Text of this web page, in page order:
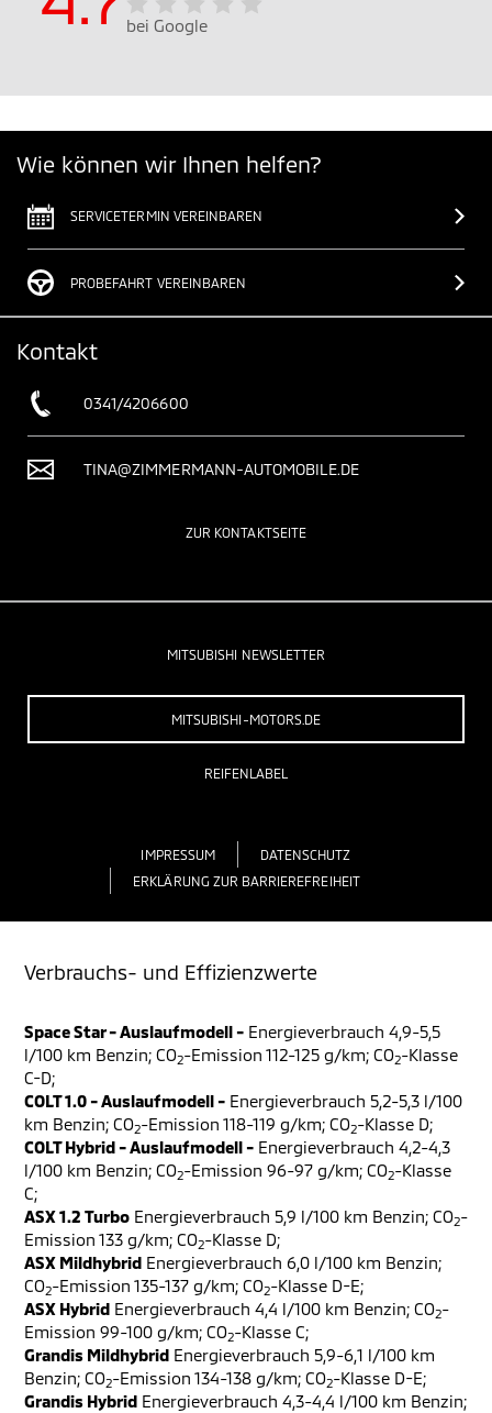
bei Google
Wie können wir Ihnen helfen?
SERVICETERMIN VEREINBAREN
PROBEFAHRT VEREINBAREN
Kontakt
0341/4206600
TINA@ZIMMERMANN-AUTOMOBILE.DE
ZUR KONTAKTSEITE
MITSUBISHI NEWSLETTER
MITSUBISHI-MOTORS.DE
REIFENLABEL
IMPRESSUM
DATENSCHUTZ
ERKLÄRUNG ZUR BARRIEREFREIHEIT
Verbrauchs- und Effizienzwerte
Space Star - Auslaufmodell - Energieverbrauch 4,9-5,5
l/100 km Benzin; CO2-Emission 112-125 g/km; CO2-Klasse
C-D;
COLT 1.0 - Auslaufmodell - Energieverbrauch 5,2-5,3 l/100
km Benzin; CO2-Emission 118-119 g/km; CO2-Klasse D;
COLT Hybrid - Auslaufmodell - Energieverbrauch 4,2-4,3
l/100 km Benzin; CO2-Emission 96-97 g/km; CO2-Klasse
C;
ASX 1.2 Turbo Energieverbrauch 5,9 l/100 km Benzin; CO2-
Emission 133 g/km; CO2-Klasse D;
ASX Mildhybrid Energieverbrauch 6,0 l/100 km Benzin;
CO2-Emission 135-137 g/km; CO2-Klasse D-E;
ASX Hybrid Energieverbrauch 4,4 l/100 km Benzin; CO2-
Emission 99-100 g/km; CO2-Klasse C;
Grandis Mildhybrid Energieverbrauch 5,9-6,1 l/100 km
Benzin; CO2-Emission 134-138 g/km; CO2-Klasse D-E;
Grandis Hybrid Energieverbrauch 4,3-4,4 l/100 km Benzin;